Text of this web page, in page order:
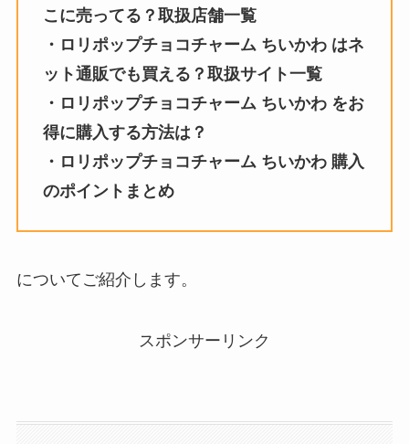
こに売ってる？取扱店舗一覧
・ロリポップチョコチャーム ちいかわ はネ
ット通販でも買える？取扱サイト一覧
・ロリポップチョコチャーム ちいかわ をお
得に購入する方法は？
・ ロリポップチョコチャーム ちいかわ 購入
のポイントまとめ
についてご紹介します。
スポンサーリンク